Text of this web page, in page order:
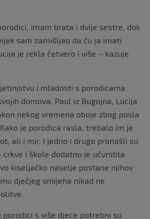
imam brata i dvije sestre, dok
sam zamišljao da ću ja imati
je rekla četvero i više – kazuje
i mladosti s porodicama
domova, Paul iz Bugojna, Lucija
nekog vremena oboje zbog posla
je porodica rasla, trebalo im je
ali i mir. I jedno i drugo pronašli su
crkve i škole dodatno je učvrstila
kiseljačko naselje postane njihov
dječjeg smijeha nikad ne
porodici s više djece potrebni su